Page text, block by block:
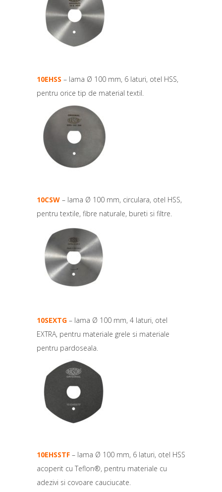
10EHSS – lama Ø 100 mm, 6 laturi, otel HSS,
pentru orice tip de material textil.
10CSW – lama Ø 100 mm, circulara, otel HSS,
pentru textile, fibre naturale, bureti si filtre.
10SEXTG – lama Ø 100 mm, 4 laturi, otel
EXTRA, pentru materiale grele si materiale
pentru pardoseala.
10EHSSTF – lama Ø 100 mm, 6 laturi, otel HSS
acoperit cu Teflon®, pentru materiale cu
adezivi si covoare cauciucate.